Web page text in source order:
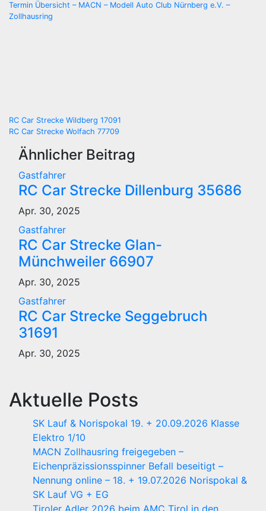
Termin Übersicht – MACN – Modell Auto Club Nürnberg e.V. –
Zollhausring
Beitragsnavigation
RC Car Strecke Wildberg 17091
RC Car Strecke Wolfach 77709
Ähnlicher Beitrag
Gastfahrer
RC Car Strecke Dillenburg 35686
Apr. 30, 2025
Gastfahrer
RC Car Strecke Glan-
Münchweiler 66907
Apr. 30, 2025
Gastfahrer
RC Car Strecke Seggebruch
31691
Apr. 30, 2025
Aktuelle Posts
SK Lauf & Norispokal 19. + 20.09.2026 Klasse
Elektro 1/10
MACN Zollhausring freigegeben –
Eichenpräzissionsspinner Befall beseitigt –
Nennung online – 18. + 19.07.2026 Norispokal &
SK Lauf VG + EG
Tiroler Adler 2026 beim AMC Tirol in den